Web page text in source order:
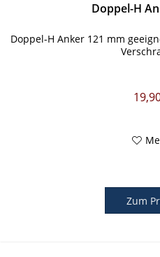
Doppel-H
Doppel-H Anker 121 mm
Zum